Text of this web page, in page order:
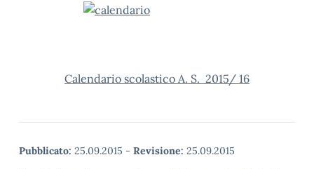
Calendario scolastico A. S. 2015/ 16
Pubblicato: 25.09.2015 - Revisione: 25.09.2015